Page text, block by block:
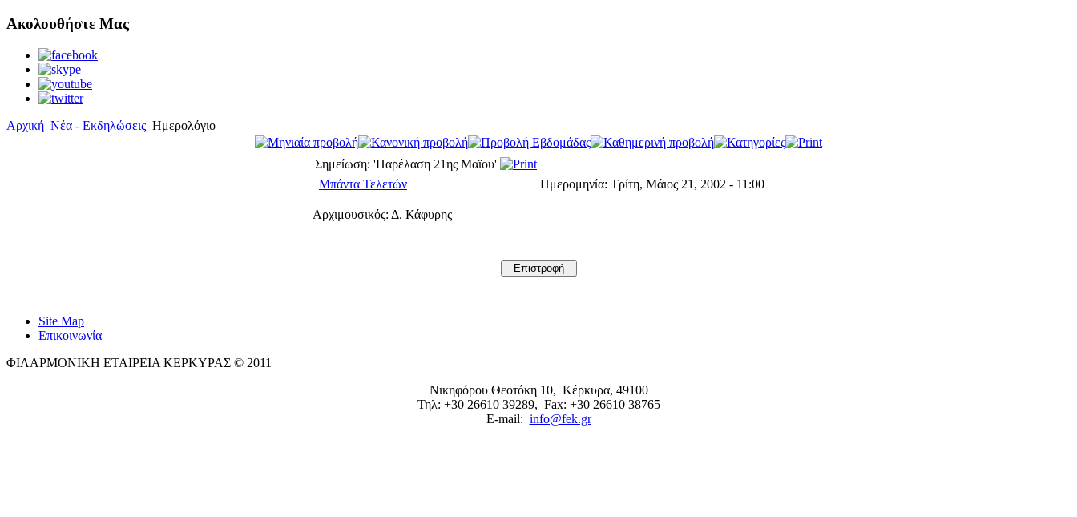
Ακολουθήστε Μας
Αρχική Νέα - Εκδηλώσεις Ημερολόγιο
Σημείωση: 'Παρέλαση 21ης Μαϊου'
Μπάντα Τελετών
Ημερομηνία: Τρίτη, Μάιος 21, 2002 - 11:00
Αρχιμουσικός: Δ. Κάφυρης
Site Map
Επικοινωνία
ΦΙΛΑΡΜΟΝΙΚΗ ΕΤΑΙΡΕΙΑ ΚΕΡΚΥΡΑΣ © 2011
Νικηφόρου Θεοτόκη 10, Κέρκυρα, 49100
Τηλ: +30 26610 39289, Fax: +30 26610 38765
E-mail: info@fek.gr